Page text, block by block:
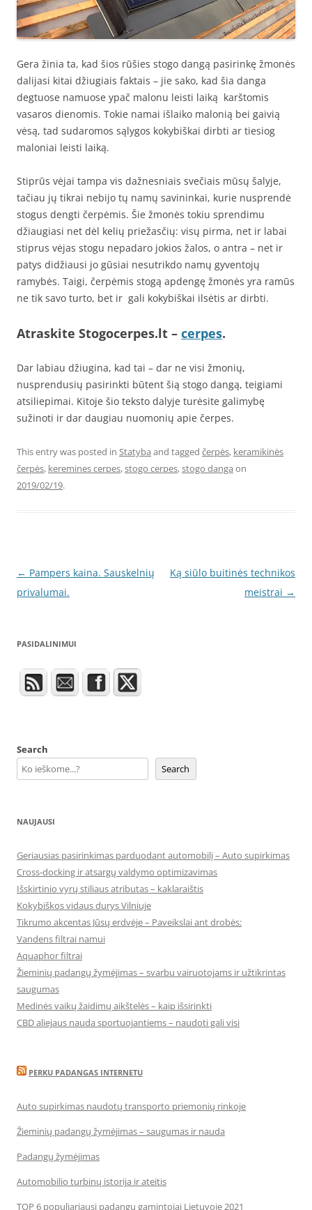
Gera žinia ta, kad šios rūšies stogo dangą pasirinkę žmonės
dalijasi kitai džiugiais faktais – jie sako, kad šia danga
degtuose namuose ypač malonu leisti laiką karštomis
vasaros dienomis. Tokie namai išlaiko malonią bei gaivią
vėsą, tad sudaromos sąlygos kokybiškai dirbti ar tiesiog
maloniai leisti laiką.
Stiprūs vėjai tampa vis dažnesniais svečiais mūsų šalyje,
tačiau jų tikrai nebijo tų namų savininkai, kurie nusprendė
stogus dengti čerpėmis. Šie žmonės tokiu sprendimu
džiaugiasi net dėl kelių priežasčių: visų pirma, net ir labai
stiprus vėjas stogu nepadaro jokios žalos, o antra – net ir
patys didžiausi jo gūsiai nesutrikdo namų gyventojų
ramybės. Taigi, čerpėmis stogą apdengę žmonės yra ramūs
ne tik savo turto, bet ir gali kokybiškai ilsėtis ar dirbti.
Atraskite Stogocerpes.lt – cerpes.
Dar labiau džiugina, kad tai – dar ne visi žmonių,
nusprendusių pasirinkti būtent šią stogo dangą, teigiami
atsiliepimai. Kitoje šio teksto dalyje turėsite galimybę
sužinoti ir dar daugiau nuomonių apie čerpes.
This entry was posted in Statyba and tagged čerpės, keramikinės
čerpės, keremines cerpes,stogo cerpes,stogo danga on
2019/02/19.
Post
navigation
← Pampers kaina. Sauskelnių
privalumai.
Ką siūlo buitinės technikos
meistrai →
PASIDALINIMUI
Search
Search
NAUJAUSI
Geriausias pasirinkimas parduodant automobilį – Auto supirkimas
Cross-docking ir atsargų valdymo optimizavimas
Išskirtinio vyrų stiliaus atributas – kaklaraištis
Kokybiškos vidaus durys Vilniuje
Tikrumo akcentas Jūsų erdvėje – Paveikslai ant drobės:
Vandens filtrai namui
Aquaphor filtrai
Žieminių padangų žymėjimas – svarbu vairuotojams ir užtikrintas
saugumas
Medinės vaikų žaidimų aikštelės – kaip išsirinkti
CBD aliejaus nauda sportuojantiems – naudoti gali visi
PERKU PADANGAS INTERNETU
Auto supirkimas naudotų transporto priemonių rinkoje
Žieminių padangų žymėjimas – saugumas ir nauda
Padangų žymėjimas
Automobilio turbinų istorija ir ateitis
TOP 6 populiariausi padangų gamintojai Lietuvoje 2021